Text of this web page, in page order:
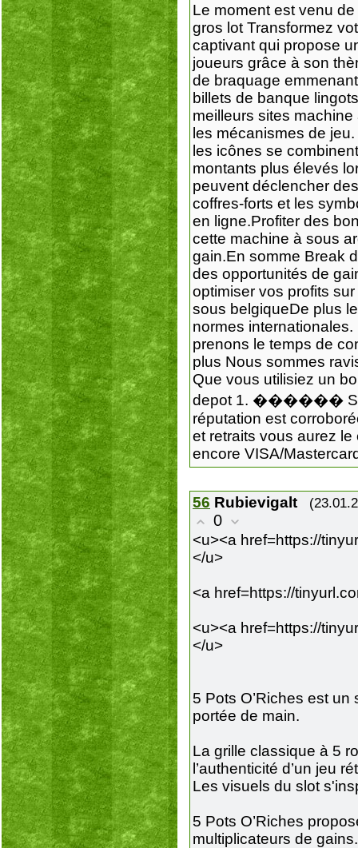
Le moment est venu
gros lot Transformez
captivant qui propose
joueurs grâce à son
de braquage
billets de banque
meilleurs sites
les mécanismes de
les icônes se
montants plus élevés
peuvent déclencher
coffres-forts et les
en ligne.Profiter des
cette machine à sous
gain.En somme Break
des opportunités de
optimiser vos profits
sous belgiqueDe plus
normes
prenons le temps de
plus Nous sommes
Que vous utilisiez un
depot 1. ������
réputation est
et retraits vous aurez
encore VISA/
56 Rubievigalt
0
<u><a href=https://
</u>
<a href=https://
<u><a href=https://
</u>
5 Pots O’Riches est
portée de main.
La grille classique à 5
l’authenticité d’un jeu
Les visuels du slot
5 Pots O’Riches
multiplicateurs de gains.